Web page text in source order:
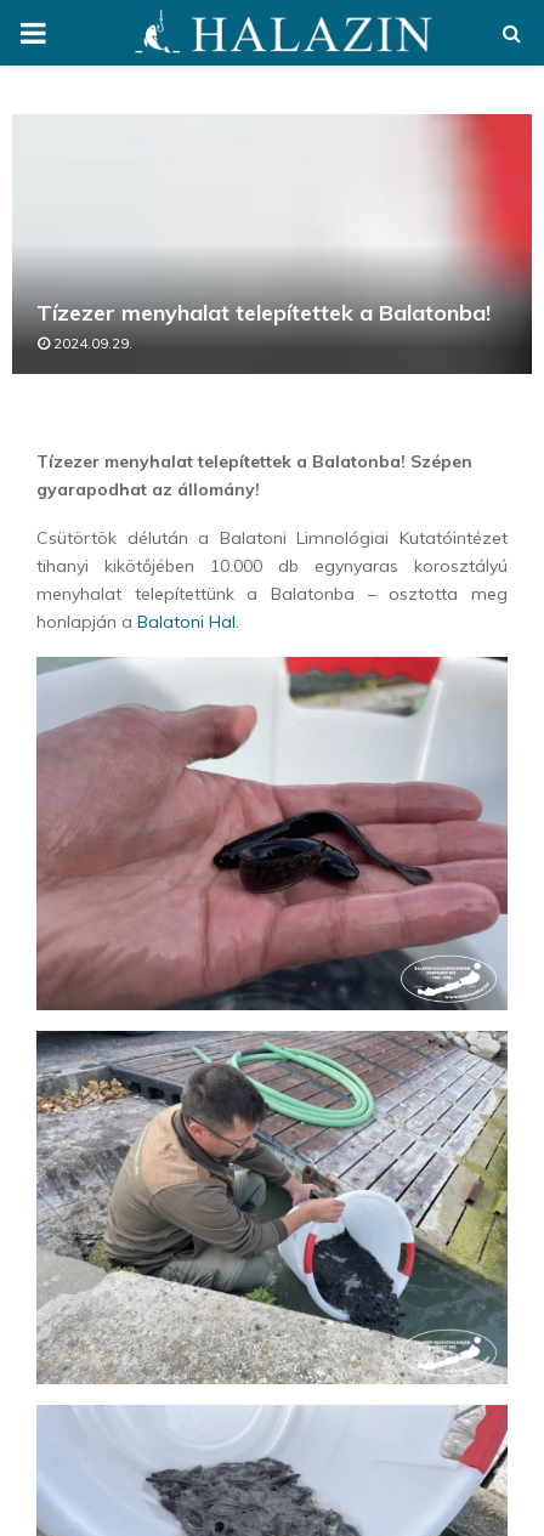
PRIMARY
Tízezer menyhalat telepítettek a Balatonba!
2024.09.29.
Tízezer menyhalat telepítettek a Balatonba! Szépen
gyarapodhat az állomány!
Csütörtök délután a Balatoni Limnológiai Kutatóintézet
tihanyi kikötőjében 10.000 db egynyaras korosztályú
menyhalat telepítettünk a Balatonba – osztotta meg
honlapján a Balatoni Hal.